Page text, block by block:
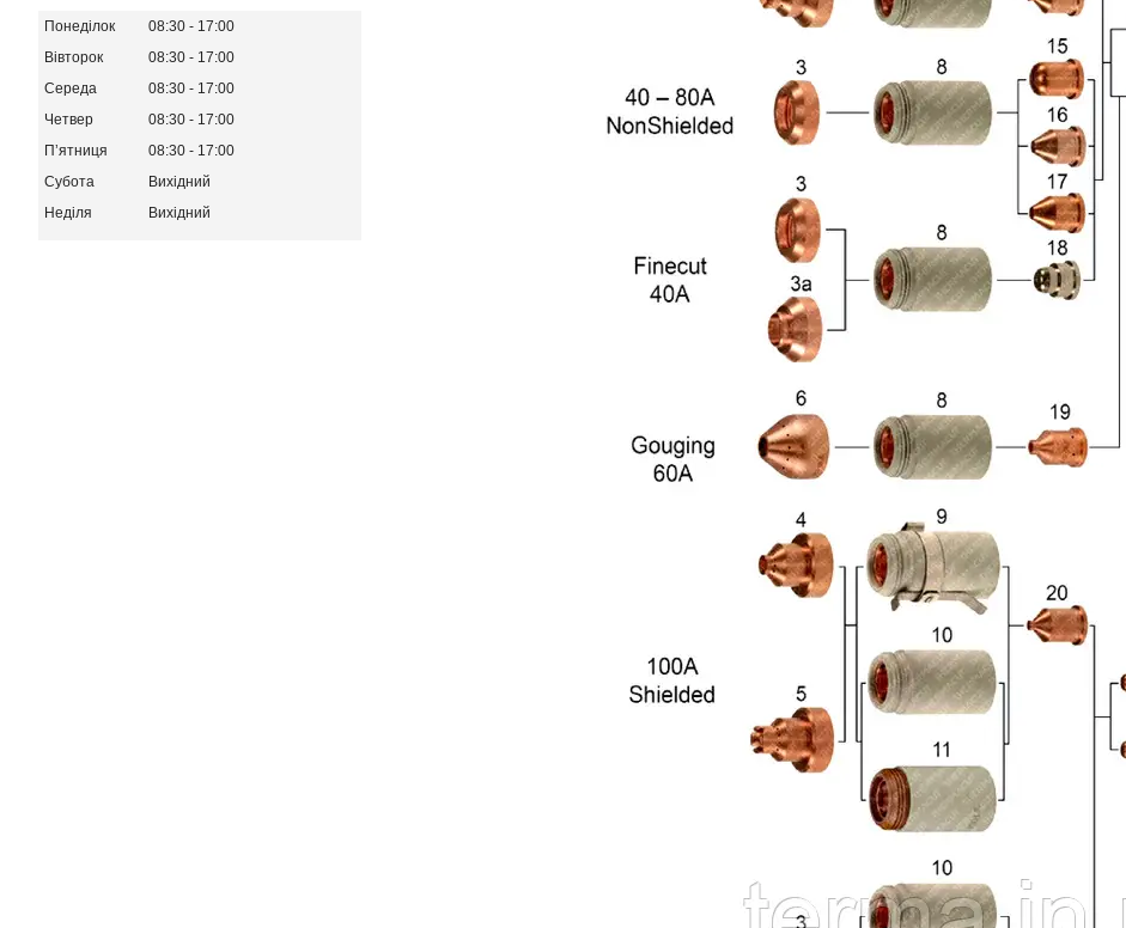
Понеділок 08:30
17:00
Вівторок
08:30
17:00
Середа
08:30
17:00
Четвер
08:30
17:00
Пʼятниця
08:30
17:00
Субота
Вихідний
Неділя
Вихідний